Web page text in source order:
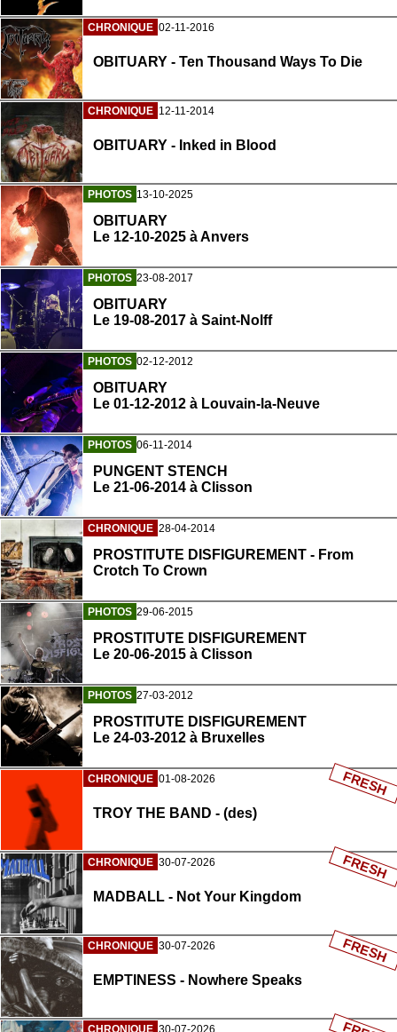
CHRONIQUE 02-11-2016
OBITUARY - Ten Thousand Ways To Die
CHRONIQUE 12-11-2014
OBITUARY - Inked in Blood
PHOTOS 13-10-2025
OBITUARY
Le 12-10-2025 à Anvers
PHOTOS 23-08-2017
OBITUARY
Le 19-08-2017 à Saint-Nolff
PHOTOS 02-12-2012
OBITUARY
Le 01-12-2012 à Louvain-la-Neuve
PHOTOS 06-11-2014
PUNGENT STENCH
Le 21-06-2014 à Clisson
CHRONIQUE 28-04-2014
PROSTITUTE DISFIGUREMENT - From
Crotch To Crown
PHOTOS 29-06-2015
PROSTITUTE DISFIGUREMENT
Le 20-06-2015 à Clisson
PHOTOS 27-03-2012
PROSTITUTE DISFIGUREMENT
Le 24-03-2012 à Bruxelles
CHRONIQUE 01-08-2026
TROY THE BAND - (des)
FRESH
CHRONIQUE 30-07-2026
MADBALL - Not Your Kingdom
FRESH
CHRONIQUE 30-07-2026
EMPTINESS - Nowhere Speaks
FRESH
CHRONIQUE 30-07-2026